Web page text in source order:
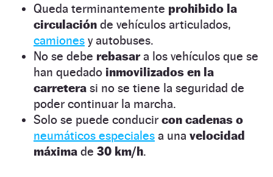
Queda terminantemente prohibido la
circulación de vehículos articulados,
camiones y autobuses.
No se debe rebasara los vehículos que se
han quedado inmovilizados en la
carretera si no se tiene la seguridad de
poder continuar la marcha.
Solo se puede conducir con cadenas o
neumáticos especiales a una velocidad
máxima de 30 km/h.